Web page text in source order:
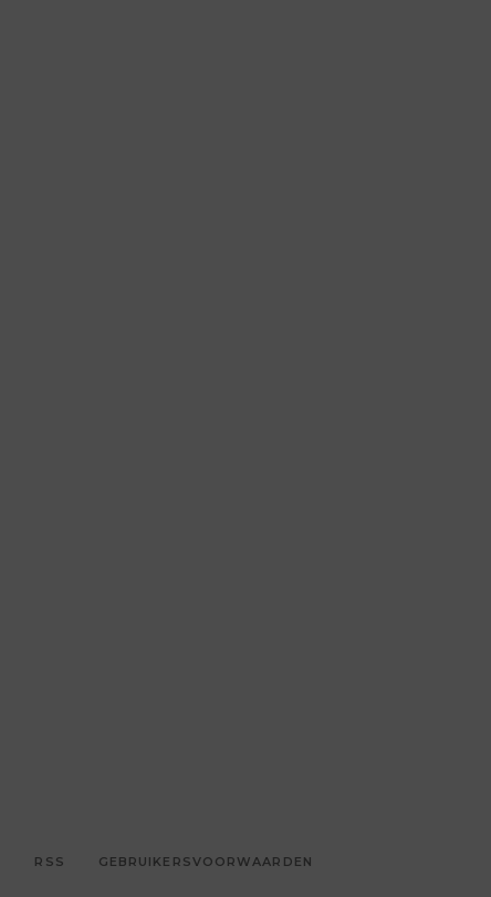
RSS
GEBRUIKERSVOORWAARDEN